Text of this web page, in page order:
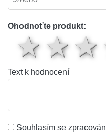
Ohodnoťte produkt:
2
1
Text k hodnocení
Souhlasím se